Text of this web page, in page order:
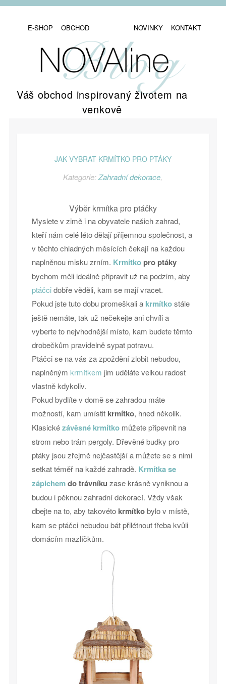
E-SHOP OBCHOD NOVINKY KONTAKT
Váš obchod inspirovaný životem na
venkově
JAK VYBRAT KRMÍTKO PRO PTÁKY
Kategorie:Zahradní dekorace,
Výběr krmítka pro ptáčky
Myslete v zimě i na obyvatele našich zahrad,
kteří nám celé léto dělají příjemnou společnost, a
v těchto chladných měsících čekají na každou
naplněnou misku zrním. Krmítkopro ptáky
bychom měli ideálně připravit už na podzim, aby
ptáčcidobře věděli, kam se mají vracet.
Pokud jste tuto dobu promeškali a krmítkostále
ještě nemáte, tak už nečekejte ani chvíli a
vyberte to nejvhodnější místo, kam budete těmto
drobečkům pravidelně sypat potravu.
Ptáčci se na vás za zpoždění zlobit nebudou,
naplněným krmítkem jim uděláte velkou radost
vlastně kdykoliv.
Pokud bydlíte v domě se zahradou máte
možností, kam umístit krmítko, hned několik.
Klasickézávěsné krmítkomůžete připevnit na
strom nebo trám pergoly. Dřevěné budky pro
ptáky jsou zřejmě nejčastější a můžete se s nimi
setkat téměř na každé zahradě. Krmítka se
zápichemdo trávníku zase krásně vyniknou a
budou i pěknou zahradní dekorací. Vždy však
dbejte na to, aby takovéto krmítkobylo v místě,
kam se ptáčci nebudou bát přilétnout třeba kvůli
domácím mazlíčkům.